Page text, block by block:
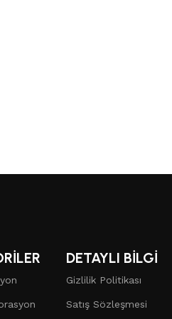
DETAYLI BİLGİ
Gizlilik Politikası
Satış Sözleşmesi